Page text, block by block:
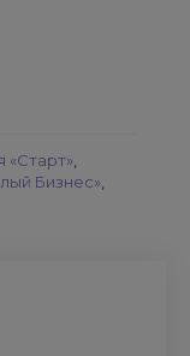
«Старт»
Бизнес»